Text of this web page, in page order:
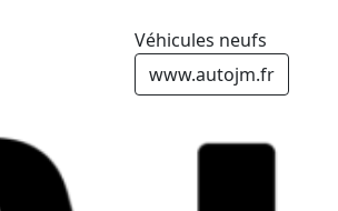
Véhicules neufs
www.autojm.fr